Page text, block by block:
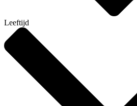
Leeftijd